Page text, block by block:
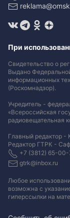
При
Свидетельство о
Выдано
информационных
(Роскомнадзор).
Учредитель -
«Всероссийская
радиовещательная
Главный редактор -
Редактор ГТРК -
+7 (3812) 65-
gtrk@inbox.ru
Любое
возможна с
гиперссылки на